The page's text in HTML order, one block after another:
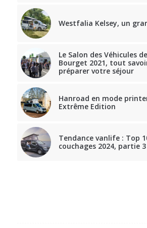
Westfalia Kelsey, un
Le Salon des Véhicules
Bourget 2021, tout
préparer votre séjour
Hanroad en mode
Extrême Edition
Tendance vanlife : Top
couchages 2024, partie 3